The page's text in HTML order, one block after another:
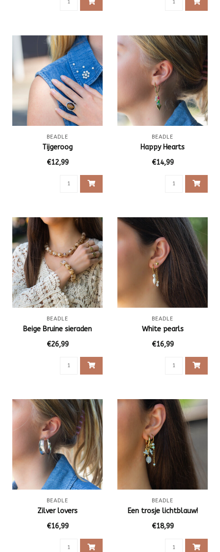
BEADLE
Tijgeroog
€12,99
BEADLE
Happy Hearts
€14,99
BEADLE
Beige Bruine sieraden
€26,99
BEADLE
White pearls
€16,99
BEADLE
Zilver lovers
€16,99
BEADLE
Een trosje lichtblauw!
€18,99